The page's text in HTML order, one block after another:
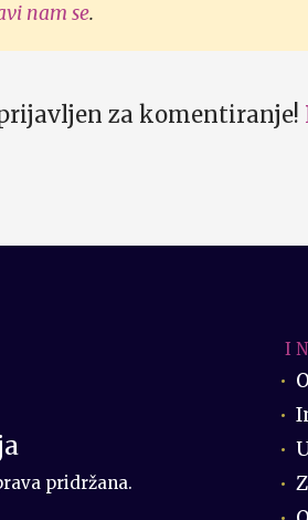
nam se.
za komentiranje!
pridržana.
I